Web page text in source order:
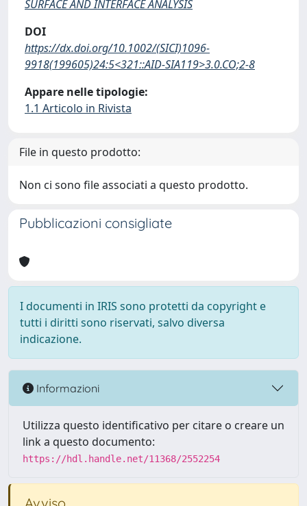
SURFACE AND INTERFACE ANALYSIS
DOI
https://dx.doi.org/10.1002/(SICI)1096-
9918(199605)24:5<321::AID-SIA119>3.0.CO;2-8
Appare nelle tipologie:
1.1 Articolo in Rivista
File in questo prodotto:
Non ci sono file associati a questo prodotto.
Pubblicazioni consigliate
I documenti in IRIS sono protetti da copyright e
tutti i diritti sono riservati, salvo diversa
indicazione.
Informazioni
Utilizza questo identificativo per citare o creare un
link a questo documento:
https://hdl.handle.net/11368/2552254